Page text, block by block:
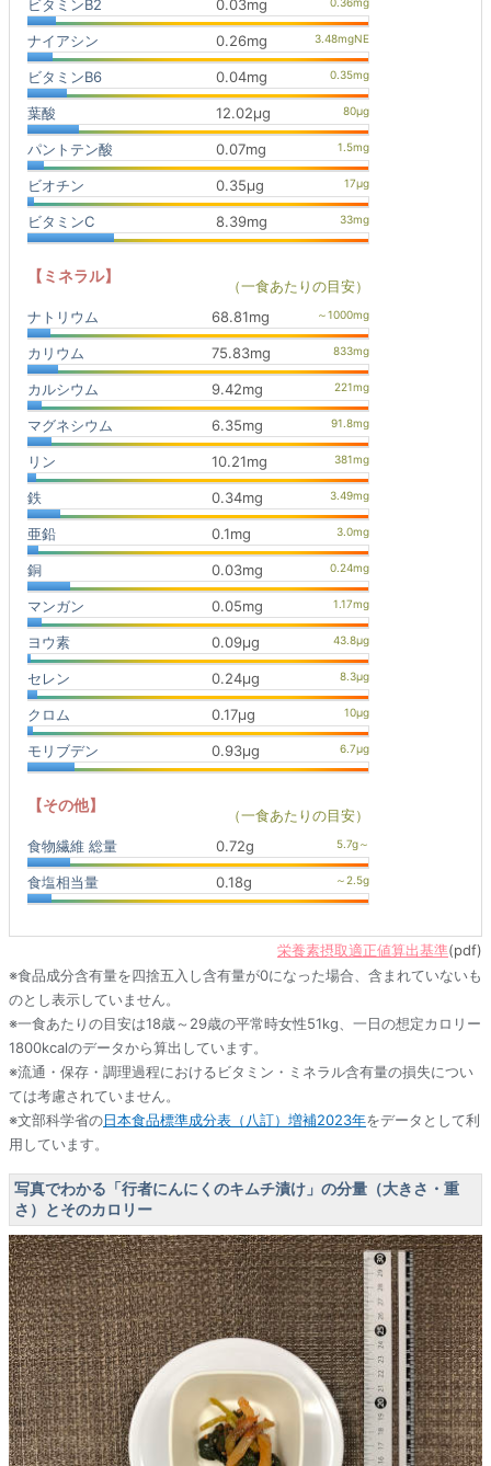
ビタミンB2 0.03mg
ナイアシン 0.26mg
ビタミンB6 0.04mg
葉酸 12.02μg
パントテン酸 0.07mg
ビオチン 0.35μg
ビタミンC 8.39mg
【ミネラル】
（一食あたりの目安）
ナトリウム
68.81mg
カリウム 75.83mg
カルシウム 9.42mg
マグネシウム 6.35mg
リン 10.21mg
鉄 0.34mg
亜鉛 0.1mg
銅 0.03mg
マンガン 0.05mg
ヨウ素 0.09μg
セレン 0.24μg
クロム 0.17μg
モリブデン 0.93μg
【その他】
（一食あたりの目安）
食物繊維 総量
0.72g
食塩相当量 0.18g
栄養素摂取適正値算出基準(pdf)
※食品成分含有量を四捨五入し含有量が0になった場合、含まれていないも
のとし表示していません。
※一食あたりの目安は18歳～29歳の平常時女性51kg、一日の想定カロリー
1800kcalのデータから算出しています。
※流通・保存・調理過程におけるビタミン・ミネラル含有量の損失につい
ては考慮されていません。
※文部科学省の日本食品標準成分表（八訂）増補2023年をデータとして利
用しています。
写真でわかる「行者にんにくのキムチ漬け」の分量（大きさ・重
さ）とそのカロリー